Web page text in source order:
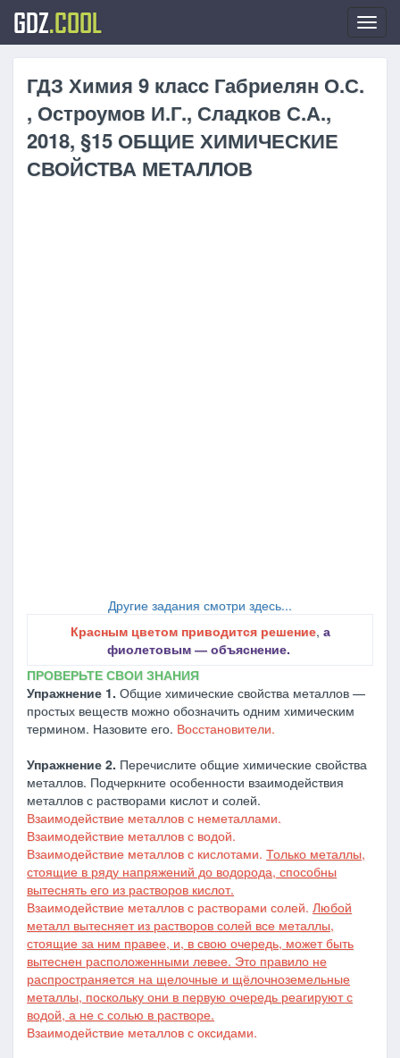
GDZ.COOL
ГДЗ Химия 9 класc Габриелян О.С.
, Остроумов И.Г., Сладков С.А.,
2018, §15 ОБЩИЕ ХИМИЧЕСКИЕ
СВОЙСТВА МЕТАЛЛОВ
Другие задания смотри здесь...
Красным цветом приводится решение, а
фиолетовым ― объяснение.
ПРОВЕРЬТЕ СВОИ ЗНАНИЯ
Упражнение 1. Общие химические свойства металлов —
простых веществ можно обозначить одним химическим
термином. Назовите его. Восстановители.
Упражнение 2. Перечислите общие химические свойства
металлов. Подчеркните особенности взаимодействия
металлов с растворами кислот и солей.
Взаимодействие металлов с неметаллами.
Взаимодействие металлов с водой.
Взаимодействие металлов с кислотами. Только металлы,
стоящие в ряду напряжений до водорода, способны
вытеснять его из растворов кислот.
Взаимодействие металлов с растворами солей. Любой
металл вытесняет из растворов солей все металлы,
стоящие за ним правее, и, в свою очередь, может быть
вытеснен расположенными левее. Это правило не
распространяется на щелочные и щёлочноземельные
металлы, поскольку они в первую очередь реагируют с
водой, а не с солью в растворе.
Взаимодействие металлов с оксидами.